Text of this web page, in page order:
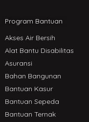
p
Program Bantuan
Akses Air Bersih
Alat Bantu Disabilitas
Asuransi
Bahan Bangunan
Bantuan Kasur
Bantuan Sepeda
Bantuan Ternak